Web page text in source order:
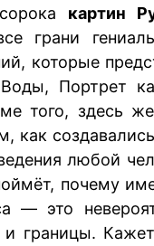
картин
грани
которые
Портрет
того, здесь
как
любой
почему
— это
границы.